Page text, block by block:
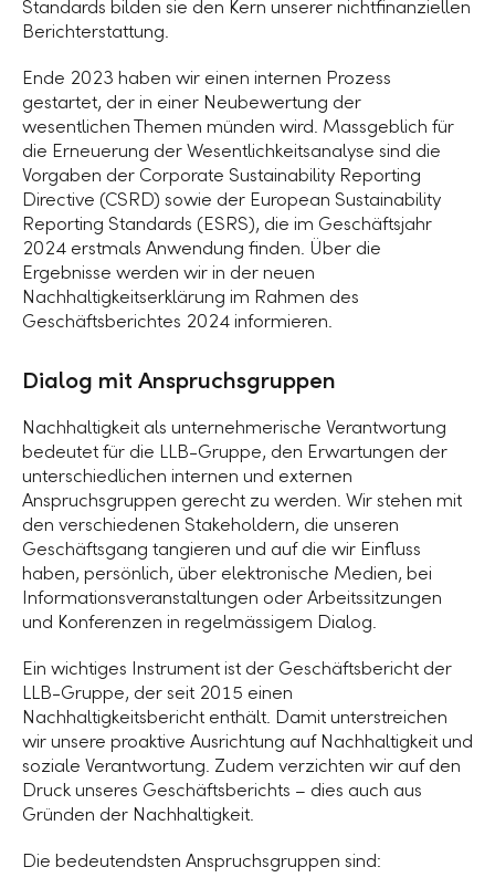
Standards bilden sie den Kern unserer nichtfinanziellen
Berichterstattung.
Ende 2023 haben wir einen internen Prozess
gestartet, der in einer Neubewertung der
wesentlichen Themen münden wird. Massgeblich für
die Erneuerung der Wesentlichkeitsanalyse sind die
Vorgaben der Corporate Sustainability Reporting
Directive (CSRD) sowie der European Sustainability
Reporting Standards (ESRS), die im Geschäftsjahr
2024 erstmals Anwendung finden. Über die
Ergebnisse werden wir in der neuen
Nachhaltigkeitserklärung im Rahmen des
Geschäftsberichtes 2024 informieren.
Dialog mit Anspruchsgruppen
Nachhaltigkeit als unternehmerische Verantwortung
bedeutet für die LLB-Gruppe, den Erwartungen der
unterschiedlichen internen und externen
Anspruchsgruppen gerecht zu werden. Wir stehen mit
den verschiedenen Stakeholdern, die unseren
Geschäftsgang tangieren und auf die wir Einfluss
haben, persönlich, über elektronische Medien, bei
Informationsveranstaltungen oder Arbeitssitzungen
und Konferenzen in regelmässigem Dialog.
Ein wichtiges Instrument ist der Geschäftsbericht der
LLB-Gruppe, der seit 2015 einen
Nachhaltigkeitsbericht enthält. Damit unterstreichen
wir unsere proaktive Ausrichtung auf Nachhaltigkeit und
soziale Verantwortung. Zudem verzichten wir auf den
Druck unseres Geschäftsberichts – dies auch aus
Gründen der Nachhaltigkeit.
Die bedeutendsten Anspruchsgruppen sind: